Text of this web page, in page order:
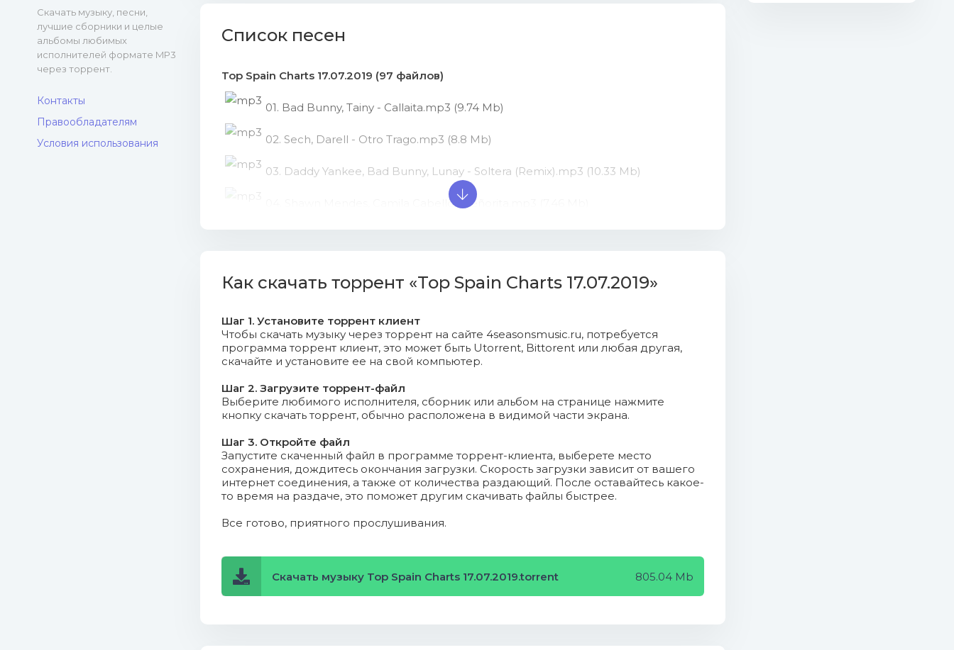
Скачать музыку, песни,
лучшие сборники и целые
альбомы любимых
исполнителей формате MP3
через торрент.
Контакты
Правообладателям
Условия использования
Список песен
Top Spain Charts 17.07.2019 (97 файлов)
01. Bad Bunny, Tainy - Callaita.mp3 (9.74 Mb)
02. Sech, Darell - Otro Trago.mp3 (8.8 Mb)
03. Daddy Yankee, Bad Bunny, Lunay - Soltera (Remix).mp3 (10.33 Mb)
04. Shawn Mendes, Camila Cabello - Señorita.mp3 (7.46 Mb)
Mb)
08. Rosalía, J. Balvin, El Guincho - Con Altura.mp3 (6.35 Mb)
10. Maffio, Justin Quiles, Nacho, Shelow Shaq - Cristina.mp3 (7.31 Mb)
11. J. Balvin, Bad Bunny - LA CANCIÓN.mp3 (9.43 Mb)
12. Ed Sheeran, Justin Bieber - I Don't Care.mp3 (8.57 Mb)
15. Pedro Capó, Farruko - Calma (Remix).mp3 (9.27 Mb)
Как скачать торрент «Top Spain Charts 17.07.2019»
Шаг 1. Установите торрент клиент
Чтобы скачать музыку через торрент на сайте 4seasonsmusic.ru, потребуется
программа торрент клиент, это может быть Utorrent, Bittorent или любая другая,
скачайте и установите ее на свой компьютер.
Шаг 2. Загрузите торрент-файл
Выберите любимого исполнителя, сборник или альбом на странице нажмите
кнопку скачать торрент, обычно расположена в видимой части экрана.
Шаг 3. Откройте файл
Запустите скаченный файл в программе торрент-клиента, выберете место
сохранения, дождитесь окончания загрузки. Скорость загрузки зависит от вашего
интернет соединения, а также от количества раздающий. После оставайтесь какое-
то время на раздаче, это поможет другим скачивать файлы быстрее.
Все готово, приятного прослушивания.
Скачать музыку Top Spain Charts 17.07.2019.torrent 805.04 Mb